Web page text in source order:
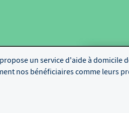
un service d'aide à domicile
nos bénéficiaires comme leurs